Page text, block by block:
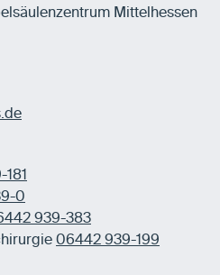
Mittelhessen
0
939-383
06442 939-199